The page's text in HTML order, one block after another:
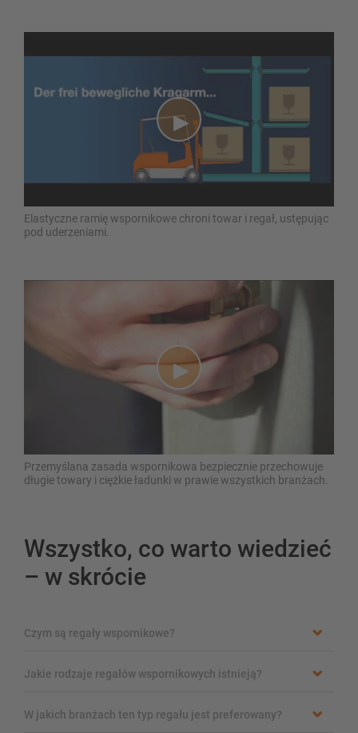
Elastyczne ramię wspornikowe chroni towar i regał, ustępując
pod uderzeniami.
Przemyślana zasada wspornikowa bezpiecznie przechowuje
długie towary i ciężkie ładunki w prawie wszystkich branżach.
Wszystko, co warto wiedzieć
– w skrócie
Czym są regały wspornikowe?
Jakie rodzaje regałów wspornikowych istnieją?
W jakich branżach ten typ regału jest preferowany?